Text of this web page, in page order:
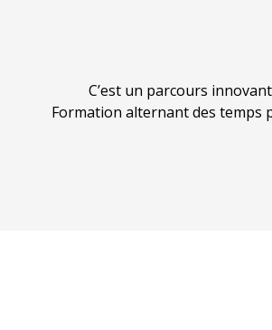
C’est un parcours
Formation alternant des temps